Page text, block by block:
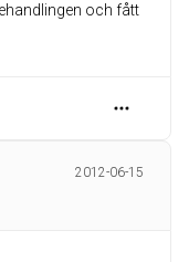
och fått
2012-06-15